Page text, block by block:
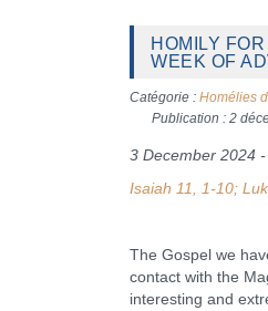
HOMILY
WEEK OF
Catégorie : Homélies
Publication : 2
3 December 2024
Isaiah 11, 1-10;
The Gospel we
contact with the
interesting and